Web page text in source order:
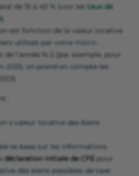
de 15 à 40 % (voir les taux de
).
est fonction de la valeur locative
utilisés par votre micro-
de l'année N-2 (par exemple, pour
2025, on prend en compte les
:
x valeur locative des biens
se base sur les informations
déclaration initiale de CFE pour
des biens passibles de taxe